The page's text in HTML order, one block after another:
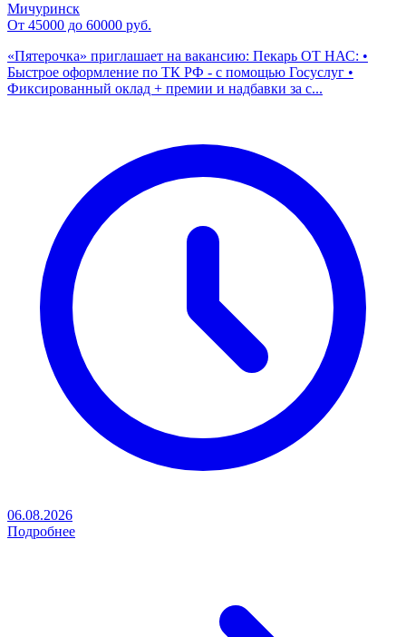
Мичуринск
От 45000 до 60000 руб.
«Пятерочка» приглашает на вакансию: Пекарь ОТ НАС: •
Быстрое оформление по ТК РФ - с помощью Госуслуг •
Фиксированный оклад + премии и надбавки за с...
06.08.2026
Подробнее